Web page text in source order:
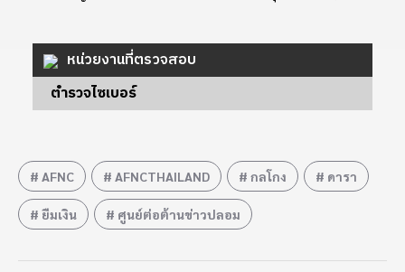
หน่วยงานที่ตรวจสอบ
ตำรวจไซเบอร์
AFNC AFNCTHAILAND กลโกง ดารา
ยืมเงิน ศูนย์ต่อต้านข่าวปลอม